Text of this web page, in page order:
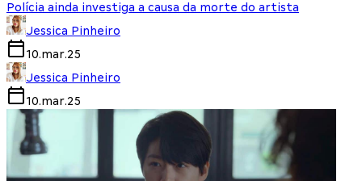
Polícia ainda investiga a causa da morte do artista
Jessica Pinheiro
10.mar.25
Jessica Pinheiro
10.mar.25